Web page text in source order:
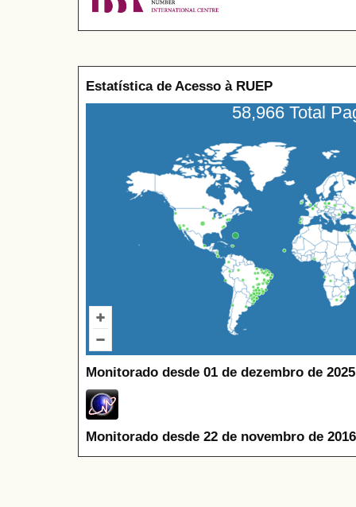
Estatística de Acesso à RUEP
58,966 Total
Monitorado desde 01 de dezembro de
Monitorado desde 22 de novembro de